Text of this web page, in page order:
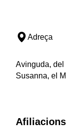
Adreça
Avinguda, del
Susanna, el
Afiliacions